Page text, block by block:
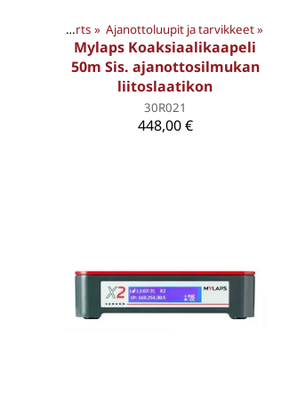
Motorsports ‪» Ajanottoluupit ja tarvikkeet‪»
Mylaps Koaksiaalikaapeli
50m Sis. ajanottosilmukan
liitoslaatikon
30R021
448,00 €
Products‪» MYLAPS TUOTTEET